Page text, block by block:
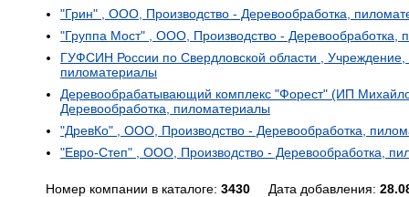
"Грин" , ООО, Производство - Деревообработка,
"Группа Мост" , ООО, Производство - Деревообработка,
ГУФСИН России по Свердловской области , Учреждение,
пиломатериалы
Деревообрабатывающий комплекс "Форест" (ИП
Деревообработка, пиломатериалы
"ДревКо" , ООО, Производство - Деревообработка,
"Евро-Степ" , ООО, Производство - Деревообработка,
Номер компании в каталоге: 3430 Дата добавления: